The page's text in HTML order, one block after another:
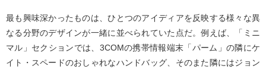
最も興味深かったものは、ひとつのアイディアを反映する様々な異
なる分野のデザインが一緒に並べられていた点だ。例えば、「ミニ
マル」セクションでは、3COMの携帯情報端末「パーム」の隣にケ
イト・スペードのおしゃれなハンドバッグ、そのまた隣にはジョン